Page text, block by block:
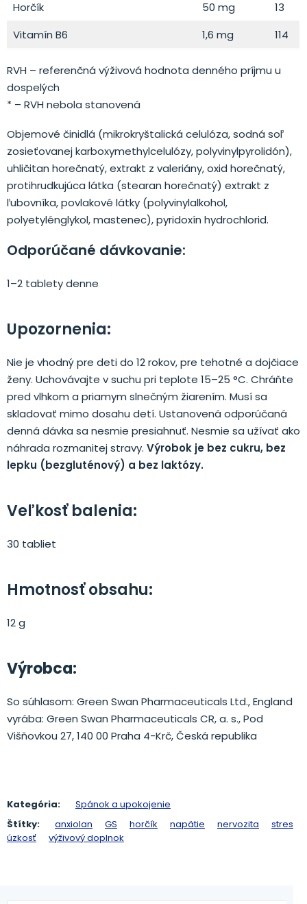
Horčík 50 mg
13
Vitamín B6
1,6 mg 114
RVH – referenčná výživová hodnota denného príjmu u
dospelých
* – RVH nebola stanovená
Objemové činidlá (mikrokryštalická celulóza, sodná soľ
zosieťovanej karboxymethylcelulózy, polyvinylpyrolidón),
uhličitan horečnatý, extrakt z valeriány, oxid horečnatý,
protihrudkujúca látka (stearan horečnatý) extrakt z
ľubovníka, povlakové látky (polyvinylalkohol,
polyetylénglykol, mastenec), pyridoxín hydrochlorid.
Odporúčané dávkovanie:
1–2 tablety denne
Upozornenia:
Nie je vhodný pre deti do 12 rokov, pre tehotné a dojčiace
ženy. Uchovávajte v suchu pri teplote 15–25 °C. Chráňte
pred vlhkom a priamym slnečným žiarením. Musí sa
skladovať mimo dosahu detí. Ustanovená odporúčaná
denná dávka sa nesmie presiahnuť. Nesmie sa užívať ako
náhrada rozmanitej stravy. Výrobok je bez cukru, bez
lepku (bezgluténový) a bez laktózy.
Veľkosť balenia:
30 tabliet
Hmotnosť obsahu:
12 g
Výrobca:
So súhlasom: Green Swan Pharmaceuticals Ltd., England
vyrába: Green Swan Pharmaceuticals CR, a. s., Pod
Višňovkou 27, 140 00 Praha 4-Krč, Česká republika
Kategória:
Spánok a upokojenie
Štítky:
anxiolan GS horčík napätie nervozita
stres
úzkosť
výživový doplnok